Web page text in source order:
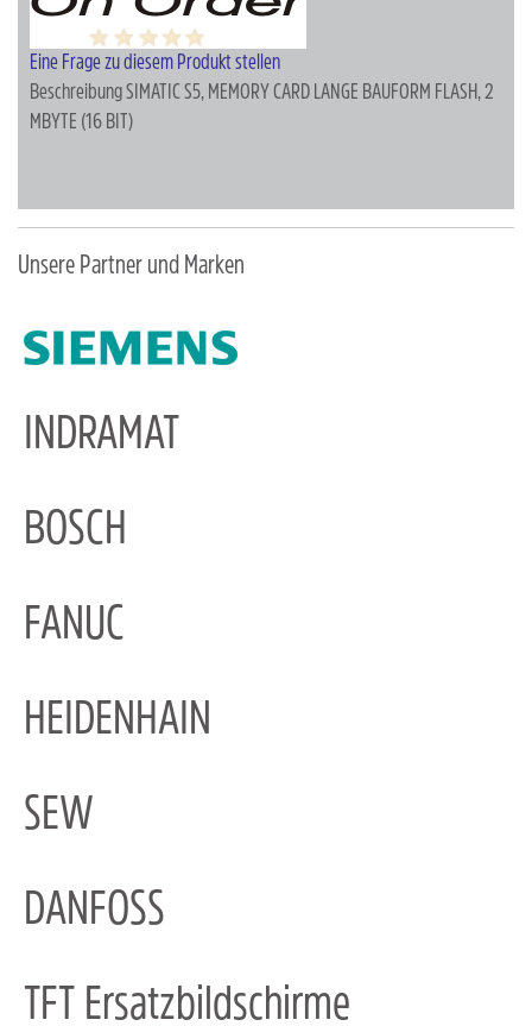
Eine Frage zu diesem Produkt stellen
BeschreibungSIMATIC S5, MEMORY CARD LANGE BAUFORM FLASH, 2
MBYTE (16 BIT)
Unsere Partner und Marken
INDRAMAT
BOSCH
FANUC
HEIDENHAIN
SEW
DANFOSS
TFT Ersatzbildschirme